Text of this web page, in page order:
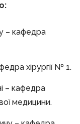
– кафедра
хірургії № 1.
– кафедра
медицини.